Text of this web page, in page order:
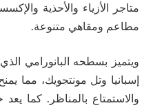
متاجر الأزياء والأحذية
مطاعم ومقاهي متنوعة.
ويتميز بسطحه البانورامي
إسبانيا وتل مونتجويك، مما
والاستمتاع بالمناظر. كما